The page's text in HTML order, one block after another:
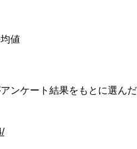
値
ンケート結果をもとに選ん